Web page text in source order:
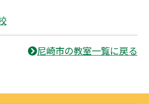
尼崎市の教室一覧に戻る